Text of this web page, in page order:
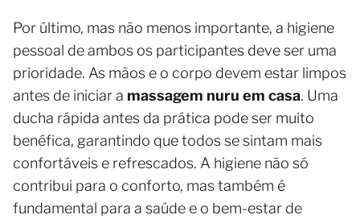
Por último, mas não menos importante, a higiene
pessoal de ambos os participantes deve ser uma
prioridade. As mãos e o corpo devem estar limpos
antes de iniciar a massagem nuru em casa. Uma
ducha rápida antes da prática pode ser muito
benéfica, garantindo que todos se sintam mais
confortáveis e refrescados. A higiene não só
contribui para o conforto, mas também é
fundamental para a saúde e o bem-estar de